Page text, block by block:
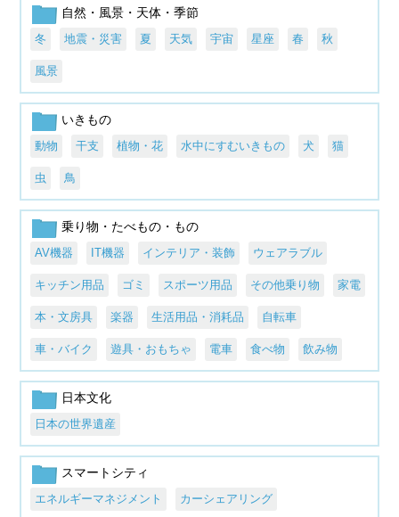
自然・風景・天体・季節
冬 地震・災害 夏 天気 宇宙 星座 春 秋
風景
いきもの
動物 干支 植物・花 水中にすむいきもの 犬 猫
虫 鳥
乗り物・たべもの・もの
AV機器 IT機器 インテリア・装飾 ウェアラブル
キッチン用品 ゴミ スポーツ用品 その他乗り物 家電
本・文房具 楽器 生活用品・消耗品 自転車
車・バイク 遊具・おもちゃ 電車 食べ物 飲み物
日本文化
日本の世界遺産
スマートシティ
エネルギーマネジメント カーシェアリング